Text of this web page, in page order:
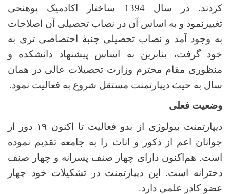
کردند. در سال 1394 ساختار اکادمیک پوهنحی
تغییرنمود و به اساس آن در نصاب تحصیلی آن اصلاحات
به وجود آمد و نصاب تحصیلی جنبۀ اختصاصی تری به
خود گرفت، بنابرین به اساس پیشنهاد دانشکده و
منظوری مقام محترم وزارت تحصیلات عالی در همان
سال به حیث دیپارتمنت مستقل شروع به فعالیت نمود.
وضعیت فعلی
دیپارتمنت بیولوژی از بدو فعالیت تا اکنون ۱۹ دور از
جوانان اعم از ذکور و اناث را به جامعه تقدیم نموده
است. هم‌اکنون دارای چهار صنف پسرانه و چهار صنف
دخترانه است. این دپپارتمنت در تشکیلات خود چهار
عضو کادر علمی دارد.